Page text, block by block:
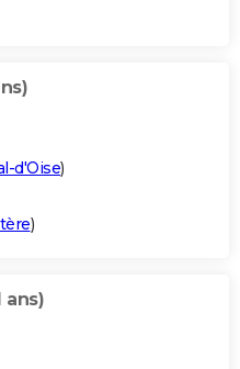
d'Oise)
)
ans)